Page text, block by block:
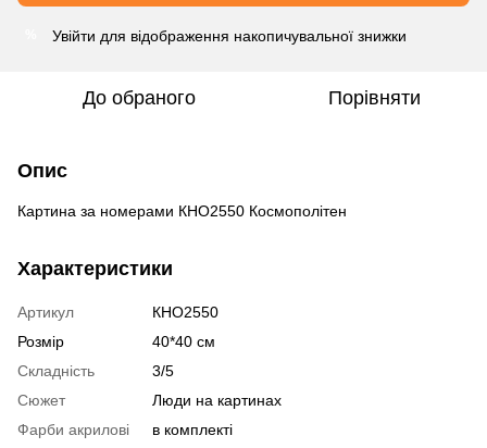
Увійти для відображення накопичувальної знижки
До обраного Порівняти
Опис
Картина за номерами КНО2550 Космополітен
Характеристики
Артикул
КНО2550
Розмір
40*40 см
Складність
3/5
Сюжет
Люди на картинах
Фарби акрилові
в комплекті